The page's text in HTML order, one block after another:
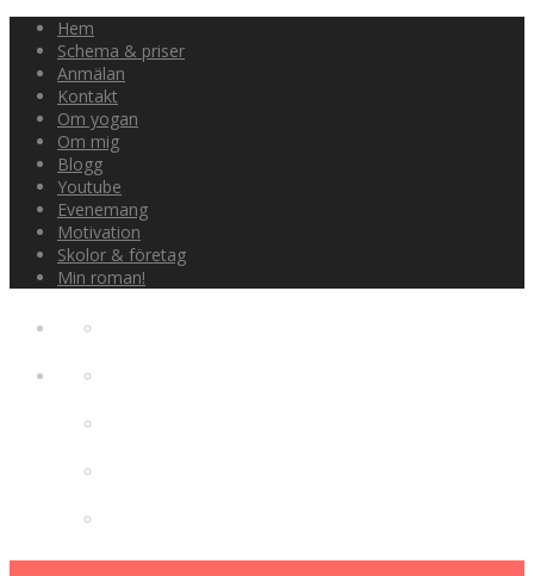
Hem
Schema & priser
Anmälan
Kontakt
Om yogan
Om mig
Blogg
Youtube
Evenemang
Motivation
Skolor & företag
Min roman!